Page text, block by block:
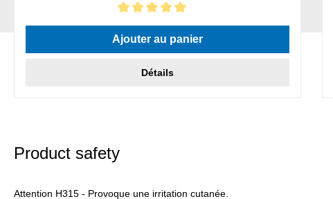
Note moyenne de 5 sur 5 étoiles
Ajouter au panier
Détails
Product safety
Attention H315 - Provoque une irritation cutanée.